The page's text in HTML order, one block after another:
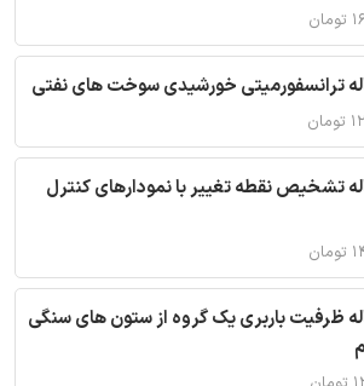
ترانسفورمیتی خورشیدی سوخت های نفتی
تشخیص نقطه تغییر با نمودارهای کنترل
ظرفیت باربری یک گروه از ستون های سنگی